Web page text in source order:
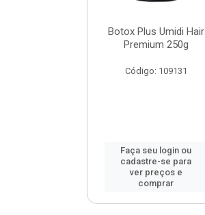
Botox Plus Umidi Hair
Premium 250g
Código: 109131
Faça seu login ou
cadastre-se para
ver preços e
comprar